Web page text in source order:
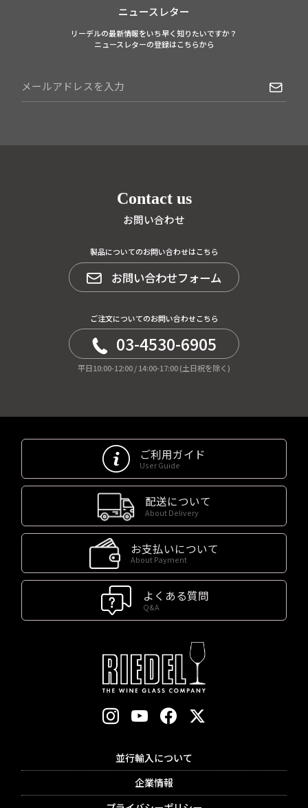
ニュースレター
リーデルの最新情報をいち早く知りたいですか？
ニュースレターの登録はこちらから
Contact us
お問い合わせ
製品についてのお問い合わせはこちら
お問い合わせフォーム
ご注文についてのお問い合わせこちら
03-4530-6905
平日10:00-12:00 / 14:00-17:00 (土日祝を除く)
ご利用ガイド
User Guide
配送について
About Delivery
お支払いについて
About Payment
よくある質問
Q&A
並行輸入について
企業情報